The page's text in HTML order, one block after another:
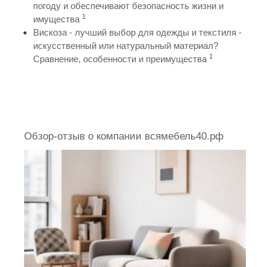
погоду и обеспечивают безопасность жизни и
имущества 1
Вискоза - лучший выбор для одежды и текстиля -
искусственный или натуральный материал?
Сравнение, особенности и преимущества 1
Обзор-отзыв о компании всямебель40.рф